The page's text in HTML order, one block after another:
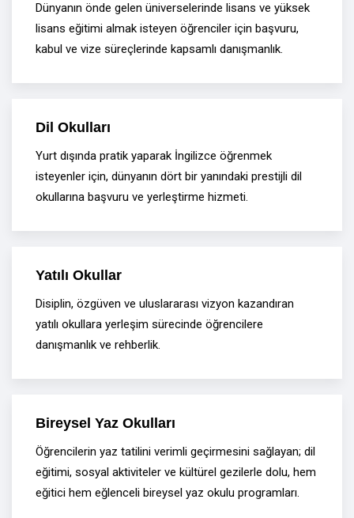
Dünyanın önde gelen üniverselerinde lisans ve yüksek
lisans eğitimi almak isteyen öğrenciler için başvuru,
kabul ve vize süreçlerinde kapsamlı danışmanlık.
Dil Okulları
Yurt dışında pratik yaparak İngilizce öğrenmek
isteyenler için, dünyanın dört bir yanındaki prestijli dil
okullarına başvuru ve yerleştirme hizmeti.
Yatılı Okullar
Disiplin, özgüven ve uluslararası vizyon kazandıran
yatılı okullara yerleşim sürecinde öğrencilere
danışmanlık ve rehberlik.
Bireysel Yaz Okulları
Öğrencilerin yaz tatilini verimli geçirmesini sağlayan; dil
eğitimi, sosyal aktiviteler ve kültürel gezilerle dolu, hem
eğitici hem eğlenceli bireysel yaz okulu programları.